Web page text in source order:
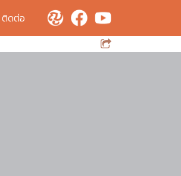
ติดต่อ